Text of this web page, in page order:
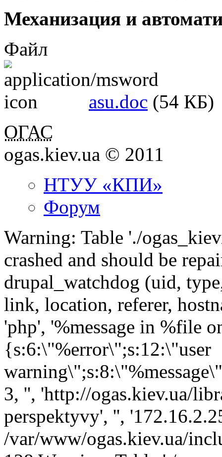
Механизация и
Файл
asu.doc (54 КБ)
ОГАС
ogas.kiev.ua © 2011
НТУУ «КПИ»
Форум
Warning: Table './
crashed and should be
drupal_watchdog (uid,
link, location, referer,
'php', '%message in %file
{s:6:\"%error\";s:12:\"user
3, '', 'http://ogas.kiev.ua/
perspektyvy', '',
/var/www/ogas.kiev.ua/